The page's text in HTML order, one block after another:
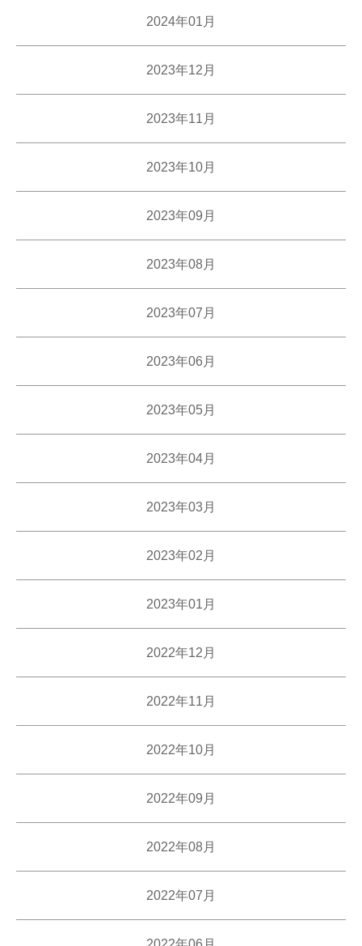
2024年01月
2023年12月
2023年11月
2023年10月
2023年09月
2023年08月
2023年07月
2023年06月
2023年05月
2023年04月
2023年03月
2023年02月
2023年01月
2022年12月
2022年11月
2022年10月
2022年09月
2022年08月
2022年07月